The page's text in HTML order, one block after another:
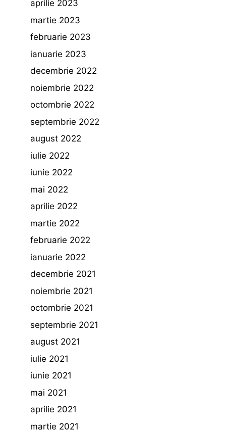
aprilie 2023
martie 2023
februarie 2023
ianuarie 2023
decembrie 2022
noiembrie 2022
octombrie 2022
septembrie 2022
august 2022
iulie 2022
iunie 2022
mai 2022
aprilie 2022
martie 2022
februarie 2022
ianuarie 2022
decembrie 2021
noiembrie 2021
octombrie 2021
septembrie 2021
august 2021
iulie 2021
iunie 2021
mai 2021
aprilie 2021
martie 2021